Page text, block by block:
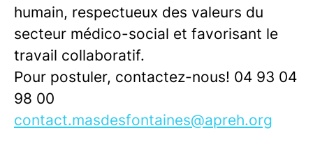
humain, respectueux des valeurs du
secteur médico-social et favorisant le
travail collaboratif.
Pour postuler, contactez-nous! 04 93 04
98 00
contact.masdesfontaines@apreh.org